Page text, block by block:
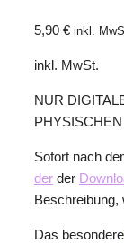
5,90 € inkl.
inkl. MwSt.
NUR
Sofort nach
der der
Beschreibung,
Das besondere